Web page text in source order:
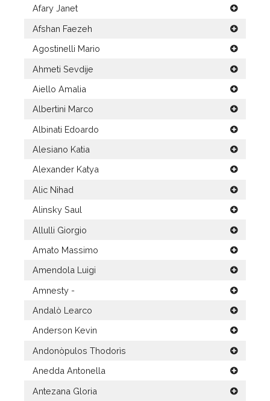
Afary Janet
Afshan Faezeh
Agostinelli Mario
Ahmeti Sevdije
Aiello Amalia
Albertini Marco
Albinati Edoardo
Alesiano Katia
Alexander Katya
Alic Nihad
Alinsky Saul
Allulli Giorgio
Amato Massimo
Amendola Luigi
Amnesty -
Andalò Learco
Anderson Kevin
Andonòpulos Thodorìs
Anedda Antonella
Antezana Gloria